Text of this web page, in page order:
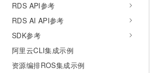
RDS API参考
RDS AI API参考
SDK参考
阿里云CLI集成示例
资源编排ROS集成示例